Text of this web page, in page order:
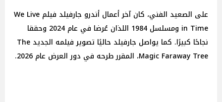
على الصعيد الفني، كان آخر أعمال أندرو جارفيلد فيلم We Live
in Time ومسلسل 1984 اللذان عُرضا في عام 2024 وحققا
نجاحًا كبيرًا. كما يواصل جارفيلد حاليًا تصوير فيلمه الجديد The
Magic Faraway Tree، المقرر طرحه في دور العرض عام 2026.